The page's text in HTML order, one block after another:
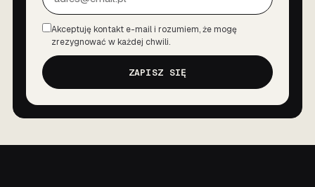
Zgoda
Akceptuję kontakt e-mail i rozumiem, że mogę
zrezygnować w każdej chwili.
ZAPISZ SIĘ